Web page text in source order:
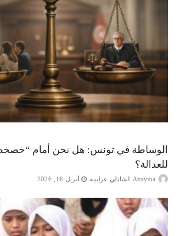
الوساطة في تونس: هل نحن أمام
للعدالة؟
Attayma الشاذلي عرايبية أبريل 16, 2026